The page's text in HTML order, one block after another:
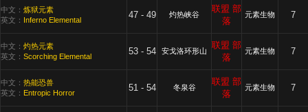
中文： 炼狱元素
英文： Inferno Elemental 47 - 49 灼热峡谷
联盟 部
落
元素生物 7
中文： 灼热元素
英文： Scorching Elemental 53 - 54 安戈洛环形山
联盟 部
落
元素生物 7
中文： 热能恐兽
英文： Entropic Horror 51 - 54 冬泉谷
联盟 部
落
元素生物 7